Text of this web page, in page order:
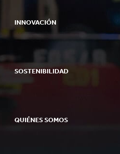
INNOVACIÓN
SOSTENIBILIDAD
QUIÉNES SOMOS